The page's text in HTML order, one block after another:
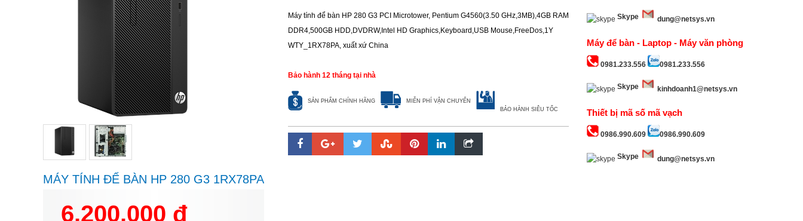
MÁY TÍNH ĐỂ BÀN HP 280 G3 1RX78PA
6.200.000 đ
Máy tính để bàn HP 280 G3 PCI Microtower, Pentium G4560(3.50 GHz,3MB),4GB RAM
DDR4,500GB HDD,DVDRW,Intel HD Graphics,Keyboard,USB Mouse,FreeDos,1Y
WTY_1RX78PA, xuất xứ China
Bảo hành 12 tháng tại nhà
SẢN PHẨM CHÍNH HÃNG
MIỄN PHÍ VẬN CHUYỂN
BẢO HÀNH SIÊU TỐC
Skype dung@netsys.vn
Máy để bàn - Laptop - Máy văn phòng
0981.233.556 0981.233.556
Skype kinhdoanh1@netsys.vn
Thiết bị mã số mã vạch
0986.990.609 0986.990.609
Skype dung@netsys.vn